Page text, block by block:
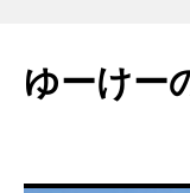
ゆーけー